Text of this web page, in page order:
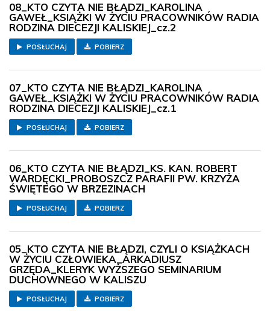
08_KTO CZYTA NIE BŁĄDZI_KAROLINA
GAWEŁ_KSIĄŻKI W ŻYCIU PRACOWNIKÓW RADIA
RODZINA DIECEZJI KALISKIEJ_cz.2
POSŁUCHAJ POBIERZ
07_KTO CZYTA NIE BŁĄDZI_KAROLINA
GAWEŁ_KSIĄŻKI W ŻYCIU PRACOWNIKÓW RADIA
RODZINA DIECEZJI KALISKIEJ_cz.1
POSŁUCHAJ POBIERZ
06_KTO CZYTA NIE BŁĄDZI_KS. KAN. ROBERT
WARDĘCKI_PROBOSZCZ PARAFII PW. KRZYŻA
ŚWIĘTEGO W BRZEZINACH
POSŁUCHAJ POBIERZ
05_KTO CZYTA NIE BŁĄDZI, CZYLI O KSIĄŻKACH
W ŻYCIU CZŁOWIEKA_ARKADIUSZ
GRZĘDA_KLERYK WYŻSZEGO SEMINARIUM
DUCHOWNEGO W KALISZU
POSŁUCHAJ POBIERZ